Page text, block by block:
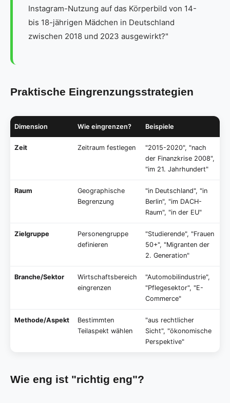
Instagram-Nutzung auf das Körperbild von 14-
bis 18-jährigen Mädchen in Deutschland
zwischen 2018 und 2023 ausgewirkt?"
Praktische Eingrenzungsstrategien
Dimension Wie eingrenzen? Beispiele
Zeit Zeitraum festlegen
"2015-2020", "nach
der Finanzkrise 2008",
"im 21. Jahrhundert"
Raum
Geographische
Begrenzung
"in Deutschland", "in
Berlin", "im DACH-
Raum", "in der EU"
Zielgruppe
Personengruppe
definieren
"Studierende", "Frauen
50+", "Migranten der
2. Generation"
Branche/Sektor
Wirtschaftsbereich
eingrenzen
"Automobilindustrie",
"Pflegesektor", "E-
Commerce"
Methode/Aspekt
Bestimmten
Teilaspekt wählen
"aus rechtlicher
Sicht", "ökonomische
Perspektive"
Wie eng ist "richtig eng"?